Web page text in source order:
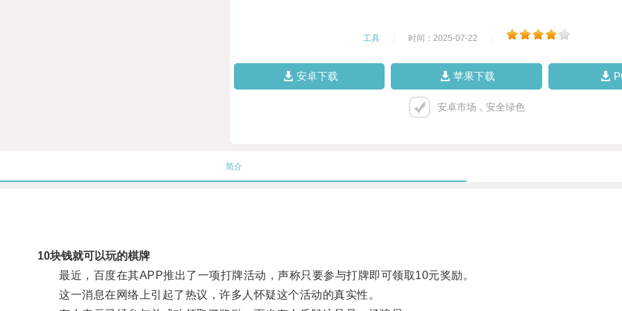
工具 时间：2025-07-22
安卓下载 苹果下载
安卓市场，安全绿色
简介
10块钱就可以玩的棋牌
最近，百度在其APP推出了一项打牌活动，声称只要参与打牌即可领取10元奖励。
这一消息在网络上引起了热议，许多人怀疑这个活动的真实性。